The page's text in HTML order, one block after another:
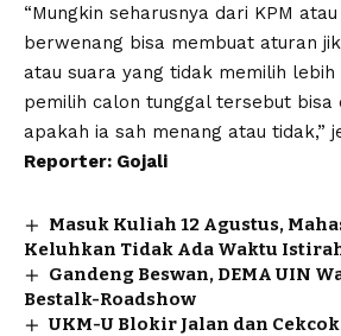
“Mungkin seharusnya dari KPM
berwenang bisa membuat aturan
atau suara yang tidak memilih lebih
pemilih calon tunggal tersebut bisa
apakah ia sah menang atau tidak,”
Reporter: Gojali
Masuk Kuliah 12 Agustus,
Keluhkan Tidak Ada Waktu
Gandeng Beswan, DEMA UIN
Bestalk-Roadshow
UKM-U Blokir Jalan dan